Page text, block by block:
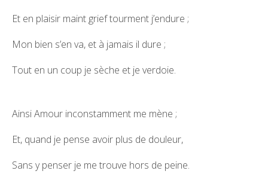
Et en plaisir maint grief tourment j’endure ;
Mon bien s’en va, et à jamais il dure ;
Tout en un coup je sèche et je verdoie.
Ainsi Amour inconstamment me mène ;
Et, quand je pense avoir plus de douleur,
Sans y penser je me trouve hors de peine.